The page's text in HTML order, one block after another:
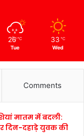
26 ℃
Tue
33 ℃
Wed
Comments
मातम में बदली:
दिन-दहाड़े युवक की